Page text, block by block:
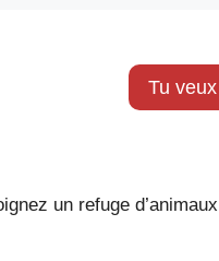
Tu
un refuge